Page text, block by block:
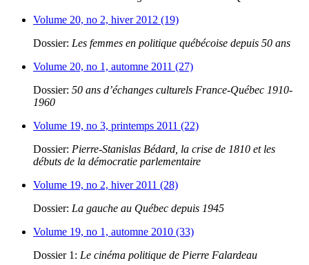
Volume 20, no 2, hiver 2012 (19)
Dossier: Les femmes en politique québécoise depuis 50 ans
Volume 20, no 1, automne 2011 (27)
Dossier: 50 ans d’échanges culturels France-Québec 1910-
1960
Volume 19, no 3, printemps 2011 (22)
Dossier: Pierre-Stanislas Bédard, la crise de 1810 et les
débuts de la démocratie parlementaire
Volume 19, no 2, hiver 2011 (28)
Dossier: La gauche au Québec depuis 1945
Volume 19, no 1, automne 2010 (33)
Dossier 1: Le cinéma politique de Pierre Falardeau